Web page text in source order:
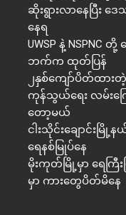
ဆိုးရွားလာနေပြီး ဒေ
နေရ
UWSP နဲ့
ဘက်က ထုတ်ပြန်
၂နှစ်​ကျော်ပိတ်ထား
ကုန်သွယ်ရေး လမ်းကြ
တော့မယ်
ငါးသိုင်းချောင်းမ
ရေနစ်မြုပ်နေ
မိုးကုတ်မြို့မှာ ရေကြီး
မှာ ကားတွေပိတ်မိနေ